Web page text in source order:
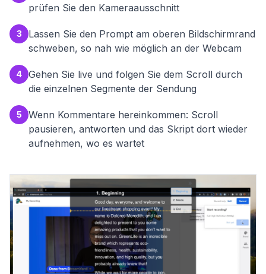
prüfen Sie den Kameraausschnitt
3
Lassen Sie den Prompt am oberen Bildschirmrand
schweben, so nah wie möglich an der Webcam
4
Gehen Sie live und folgen Sie dem Scroll durch
die einzelnen Segmente der Sendung
5
Wenn Kommentare hereinkommen: Scroll
pausieren, antworten und das Skript dort wieder
aufnehmen, wo es wartet